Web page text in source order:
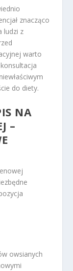
znacząco
ludzi z
warto
do diety.
NA
–
owsianych